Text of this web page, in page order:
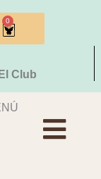
Club
0
Cistella